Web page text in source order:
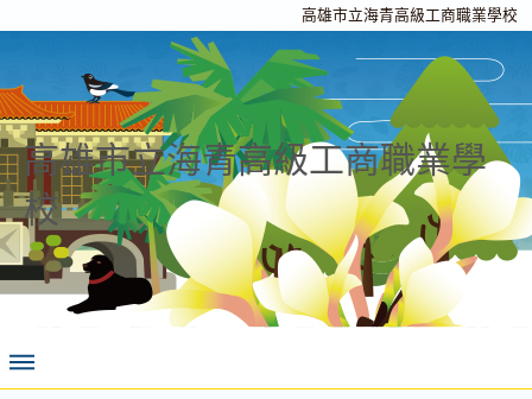
高雄市立海青高級工商職業學校
高雄市立海青高級工商職業學
校